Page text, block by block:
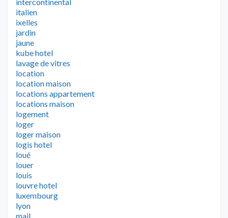
italien
ixelles
jardin
jaune
kube hotel
lavage de vitres
location
location maison
locations appartement
locations maison
logement
loger
loger maison
logis hotel
loué
louer
louis
louvre hotel
luxembourg
lyon
mail